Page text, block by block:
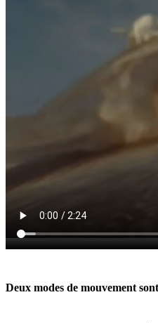
Deux modes de mouvement